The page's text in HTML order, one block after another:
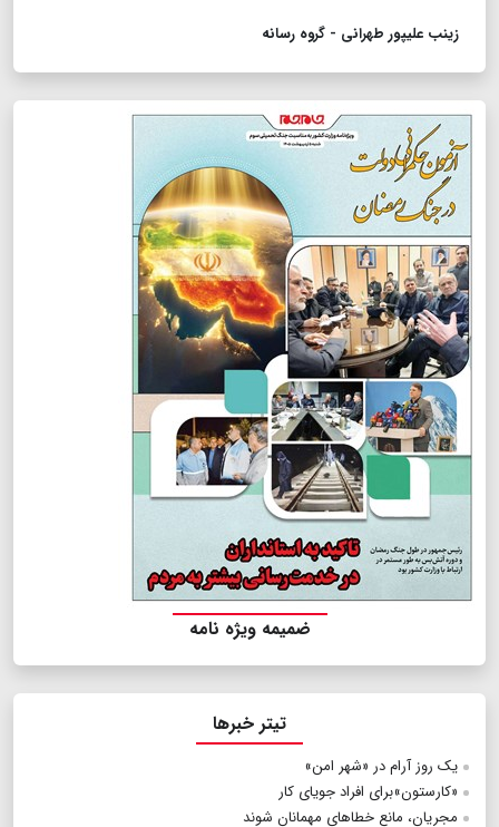
زینب علیپور طهرانی - گروه رسانه
ضمیمه ویژه نامه
تیتر خبرها
یک روز آرام در «شهر امن»
«کارستون»برای افراد جویای کار
مجریان، مانع خطاهای مهمانان شوند